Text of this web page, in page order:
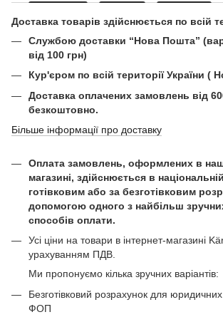
Доставка товарів здійснюється по всій
Службою доставки “Нова Пошта”
від 100 грн)
Кур'єром по всій території України (
Доставка оплачених замовлень від
безкоштовно.
Більше інформації про доставку
Оплата замовлень, оформлених в
магазині, здійснюється в
готівковим або за безготівковим
допомогою одного з найбільш
способів оплати.
Усі ціни на товари в інтернет-магазині
урахуванням ПДВ.
Ми пропонуємо кілька зручних варіантів:
Безготівковий розрахунок для
ФОП